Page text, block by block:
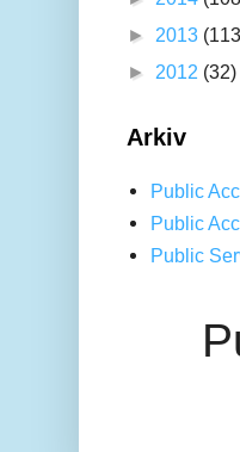
► 2013
► 2012 (32)
Arkiv
Public
Public
Public